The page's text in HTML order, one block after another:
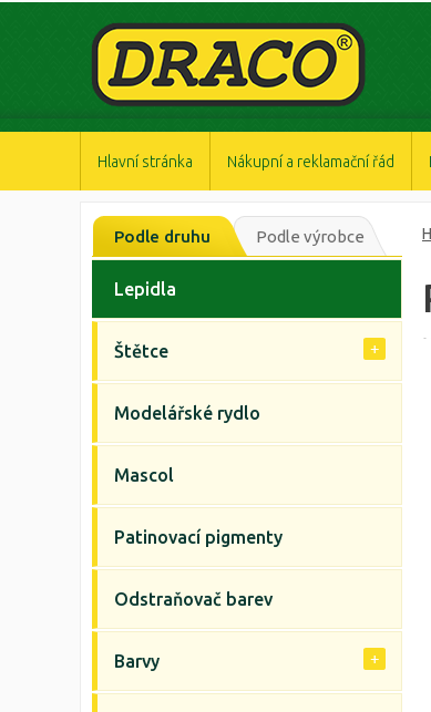
Hlavní stránka Nákupní a reklamační řád
Podle druhu Podle výrobce
Lepidla
Štětce
Modelářské rydlo
Mascol
Patinovací pigmenty
Odstraňovač barev
Barvy